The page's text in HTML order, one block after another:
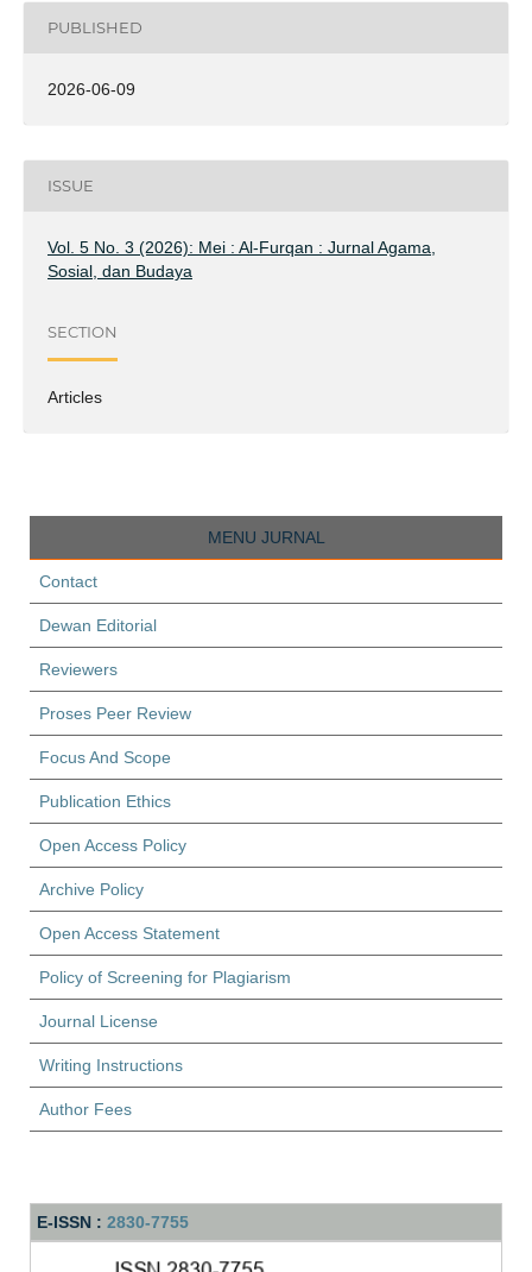
PUBLISHED
2026-06-09
ISSUE
Vol. 5 No. 3 (2026): Mei : Al-Furqan : Jurnal Agama,
Sosial, dan Budaya
SECTION
Articles
MENU JURNAL
Contact
Dewan Editorial
Reviewers
Proses Peer Review
Focus And Scope
Publication Ethics
Open Access Policy
Archive Policy
Open Access Statement
Policy of Screening for Plagiarism
Journal License
Writing Instructions
Author Fees
E-ISSN : 2830-7755